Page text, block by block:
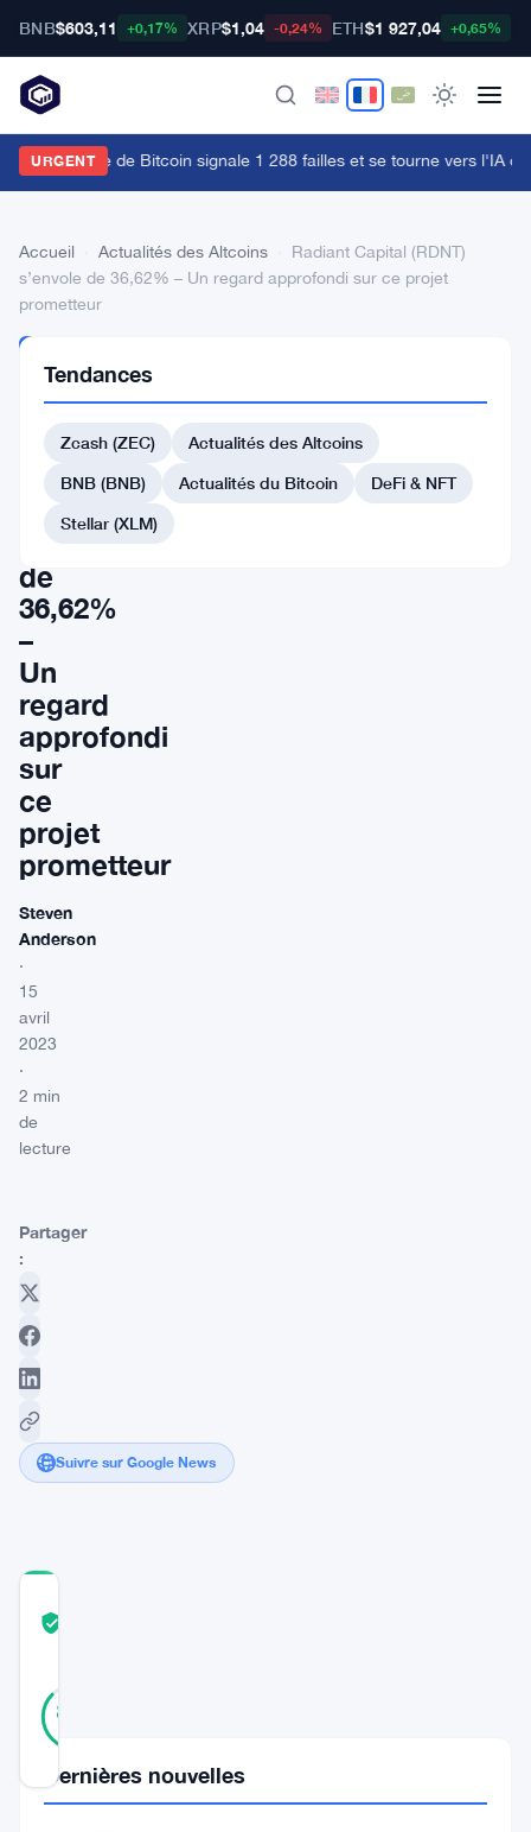
BNB$603,11 +0,17% XRP$1,04 -0,24% ETH$1 927,04 +0,65%
URGENTrouge de Bitcoin signale 1 288 failles et se tourne vers l'IA
Accueil Actualités des Altcoins
Radiant Capital (RDNT)
s’envole de 36,62% – Un regard approfondi sur ce projet
prometteur
DES
ALTCOINS
Radiant
Capital
(RDNT)
s’envole
de
36,62%
–
Un
regard
approfondi
sur
ce
projet
prometteur
Steven
Anderson
·
15
avril
2023
·
2 min
de
lecture
Partager
:
Suivre sur Google News
87
Tendances
Zcash (ZEC)
Actualités des Altcoins
BNB (BNB)
Actualités du Bitcoin
DeFi & NFT
Stellar (XLM)
Dernières nouvelles